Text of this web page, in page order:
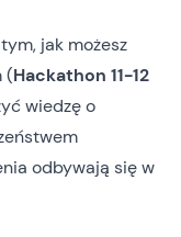
jak możesz
(Hackathon 11-12
wiedzę o
odbywają się w